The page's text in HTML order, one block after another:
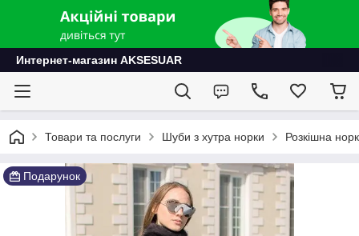
Интернет-магазин AKSESUAR
Товари та послуги Шуби з хутра норки Розкішна
Подарунок